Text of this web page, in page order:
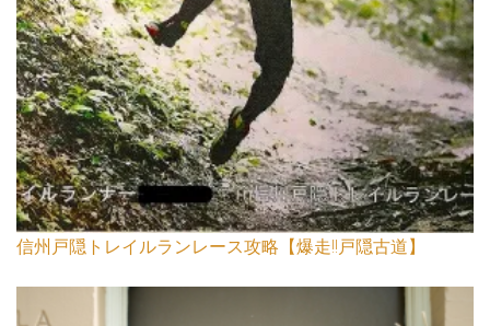
信州戸隠トレイルランレース攻略【爆走!!戸隠古道】